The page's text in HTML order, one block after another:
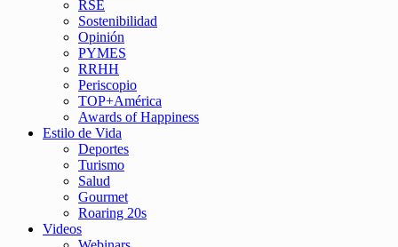
RSE
Sostenibilidad
Opinión
PYMES
RRHH
Periscopio
TOP+América
Awards of Happiness
Estilo de Vida
Deportes
Turismo
Salud
Gourmet
Roaring 20s
Videos